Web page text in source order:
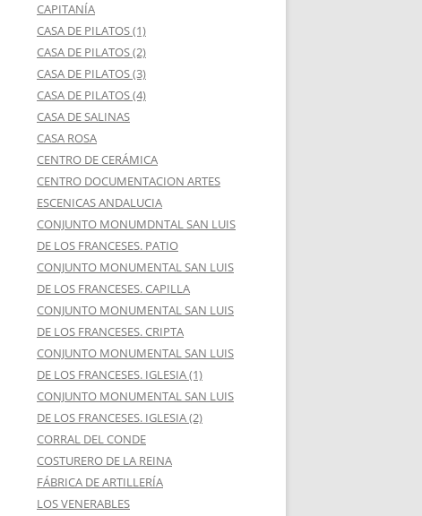
CAPITANÍA
CASA DE PILATOS (1)
CASA DE PILATOS (2)
CASA DE PILATOS (3)
CASA DE PILATOS (4)
CASA DE SALINAS
CASA ROSA
CENTRO DE CERÁMICA
CENTRO DOCUMENTACION ARTES
ESCENICAS ANDALUCIA
CONJUNTO MONUMDNTAL SAN LUIS
DE LOS FRANCESES. PATIO
CONJUNTO MONUMENTAL SAN LUIS
DE LOS FRANCESES. CAPILLA
CONJUNTO MONUMENTAL SAN LUIS
DE LOS FRANCESES. CRIPTA
CONJUNTO MONUMENTAL SAN LUIS
DE LOS FRANCESES. IGLESIA (1)
CONJUNTO MONUMENTAL SAN LUIS
DE LOS FRANCESES. IGLESIA (2)
CORRAL DEL CONDE
COSTURERO DE LA REINA
FÁBRICA DE ARTILLERÍA
LOS VENERABLES